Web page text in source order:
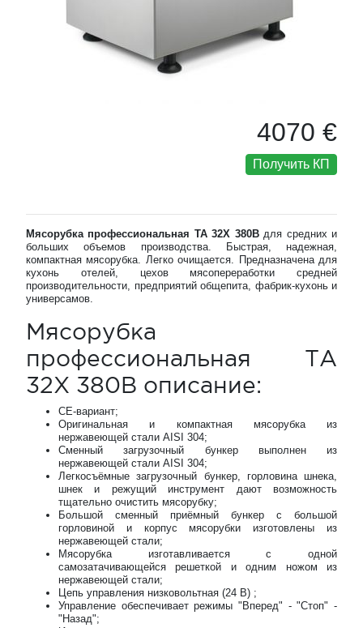
4070 €
Получить КП
Мясорубка профессиональная TA 32X 380Вдля средних и
больших объемов производства. Быстрая, надежная,
компактная мясорубка. Легко очищается. Предназначена для
кухонь отелей, цехов мясопереработки средней
производительности, предприятий общепита, фабрик-кухонь и
универсамов.
Мясорубка
профессиональная TA
32X 380В описание:
СЕ-вариант;
Оригинальная и компактная мясорубка из
нержавеющей стали AISI 304;
Сменный загрузочный бункер выполнен из
нержавеющей стали AISI 304;
Легкосъёмные загрузочный бункер, горловина шнека,
шнек и режущий инструмент дают возможность
тщательно очистить мясорубку;
Большой сменный приёмный бункер с большой
горловиной и корпус мясорубки изготовлены из
нержавеющей стали;
Мясорубка изготавливается с одной
самозатачивающейся решеткой и одним ножом из
нержавеющей стали;
Цепь управления низковольтная (24 В) ;
Управление обеспечивает режимы "Вперед" - "Стоп" -
"Назад";